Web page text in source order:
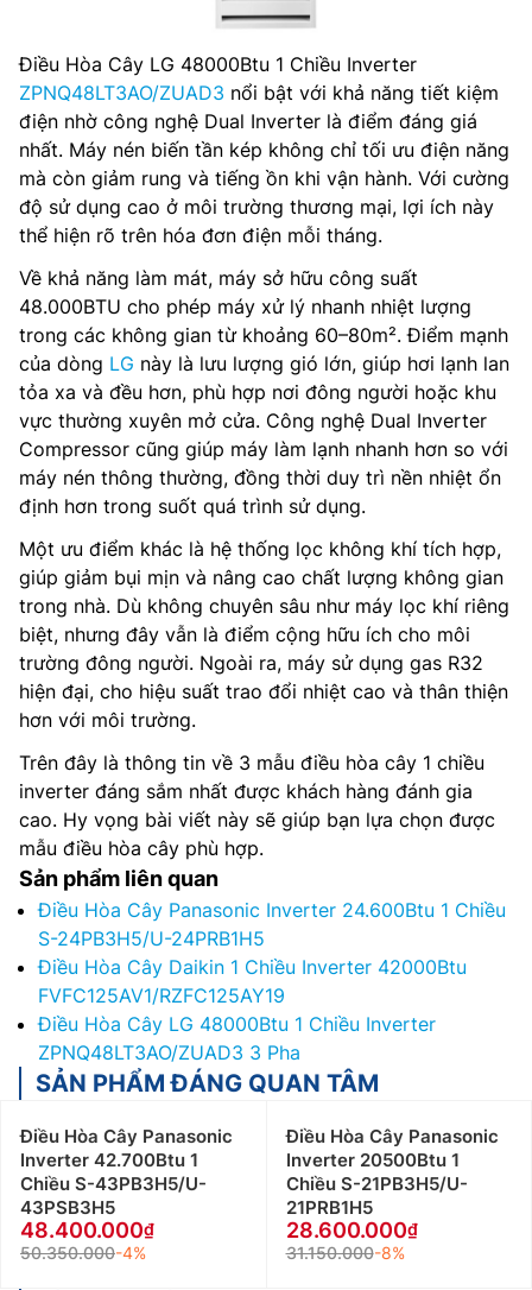
Điều Hòa Cây LG 48000Btu 1 Chiều Inverter
ZPNQ48LT3AO/ZUAD3 nổi bật với khả năng tiết kiệm
điện nhờ công nghệ Dual Inverter là điểm đáng giá
nhất. Máy nén biến tần kép không chỉ tối ưu điện năng
mà còn giảm rung và tiếng ồn khi vận hành. Với cường
độ sử dụng cao ở môi trường thương mại, lợi ích này
thể hiện rõ trên hóa đơn điện mỗi tháng.
Về khả năng làm mát, máy sở hữu công suất
48.000BTU cho phép máy xử lý nhanh nhiệt lượng
trong các không gian từ khoảng 60–80m². Điểm mạnh
của dòng LG này là lưu lượng gió lớn, giúp hơi lạnh lan
tỏa xa và đều hơn, phù hợp nơi đông người hoặc khu
vực thường xuyên mở cửa. Công nghệ Dual Inverter
Compressor cũng giúp máy làm lạnh nhanh hơn so với
máy nén thông thường, đồng thời duy trì nền nhiệt ổn
định hơn trong suốt quá trình sử dụng.
Một ưu điểm khác là hệ thống lọc không khí tích hợp,
giúp giảm bụi mịn và nâng cao chất lượng không gian
trong nhà. Dù không chuyên sâu như máy lọc khí riêng
biệt, nhưng đây vẫn là điểm cộng hữu ích cho môi
trường đông người. Ngoài ra, máy sử dụng gas R32
hiện đại, cho hiệu suất trao đổi nhiệt cao và thân thiện
hơn với môi trường.
Trên đây là thông tin về 3 mẫu điều hòa cây 1 chiều
inverter đáng sắm nhất được khách hàng đánh gia
cao. Hy vọng bài viết này sẽ giúp bạn lựa chọn được
mẫu điều hòa cây phù hợp.
Sản phẩm liên quan
Điều Hòa Cây Panasonic Inverter 24.600Btu 1 Chiều
S-24PB3H5/U-24PRB1H5
Điều Hòa Cây Daikin 1 Chiều Inverter 42000Btu
FVFC125AV1/RZFC125AY19
Điều Hòa Cây LG 48000Btu 1 Chiều Inverter
ZPNQ48LT3AO/ZUAD3 3 Pha
SẢN PHẨM ĐÁNG QUAN TÂM
Điều Hòa Cây Panasonic
Inverter 42.700Btu 1
Chiều S-43PB3H5/U-
43PSB3H5
48.400.000
50.350.000-4%
Điều Hòa Cây Panasonic
Inverter 20500Btu 1
Chiều S-21PB3H5/U-
21PRB1H5
28.600.000
31.150.000-8%